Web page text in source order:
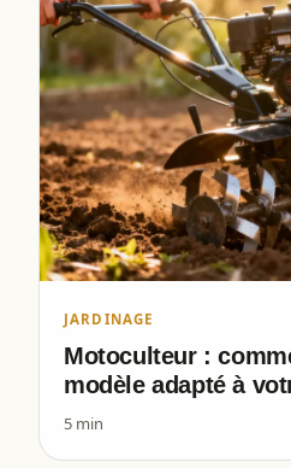
JARDINAGE
Motoculteur :
modèle adapté à
5 min